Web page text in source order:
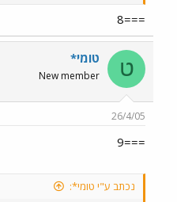
===8
ט טומי*
New member
26/4/05
===9
נכתב ע"י טומי*: